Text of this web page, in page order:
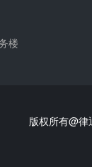
楼
版权所有@